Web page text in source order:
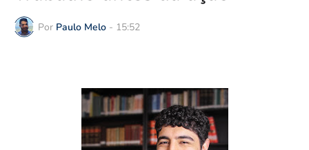
Por Paulo Melo - 15:52